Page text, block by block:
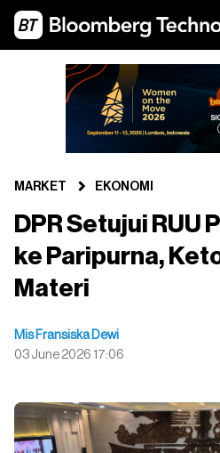
MARKET EKONOMI
DPR Setujui RUU
ke Paripurna,
Materi
Mis Fransiska Dewi
03 June 2026 17:06